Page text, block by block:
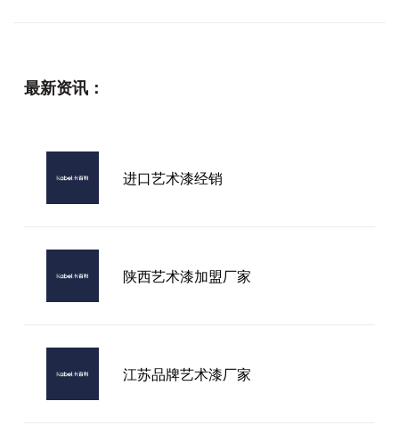
最新资讯：
进口艺术漆经销
陕西艺术漆加盟厂家
江苏品牌艺术漆厂家